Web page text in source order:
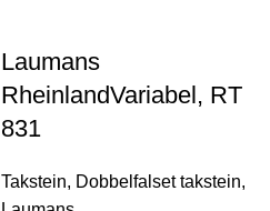
Laumans
RheinlandVariabel, RT
831
Takstein, Dobbelfalset takstein,